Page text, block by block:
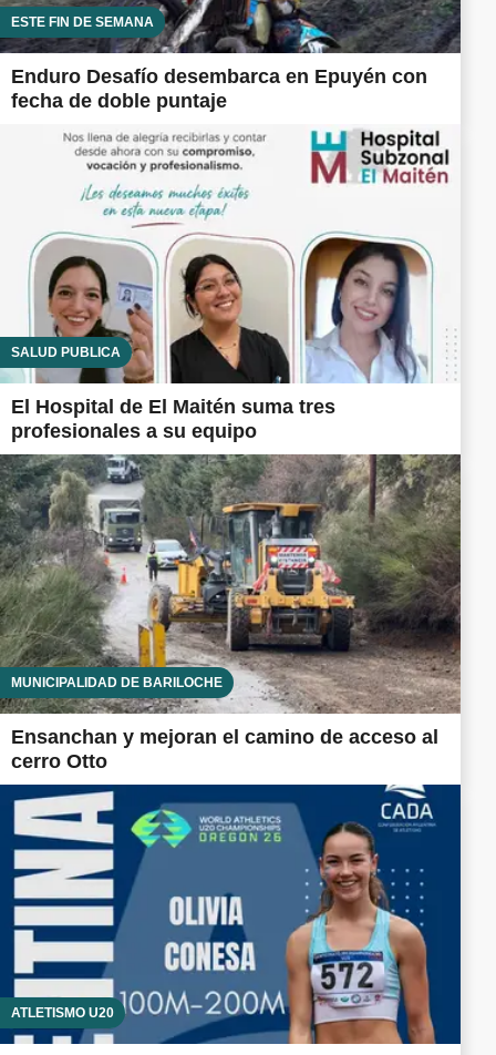
ESTE FIN DE SEMANA
Enduro Desafío desembarca en Epuyén con
fecha de doble puntaje
SALUD PÚBLICA
El Hospital de El Maitén suma tres
profesionales a su equipo
MUNICIPALIDAD DE BARILOCHE
Ensanchan y mejoran el camino de acceso al
cerro Otto
ATLETISMO U20